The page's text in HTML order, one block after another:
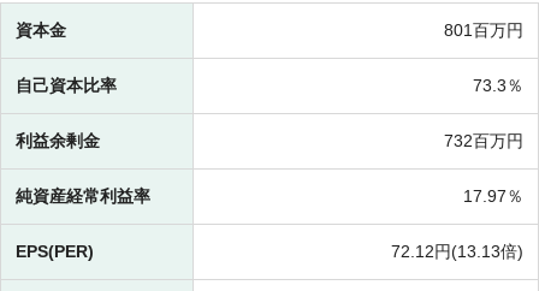
資本金 801百万円
自己資本比率 73.3％
利益余剰金 732百万円
純資産経常利益率 17.97％
EPS(PER) 72.12円(13.13倍)